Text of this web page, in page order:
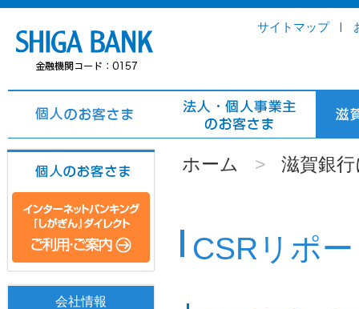
サイトマップ
会社情報
ホーム > 滋賀銀
CSRリポ